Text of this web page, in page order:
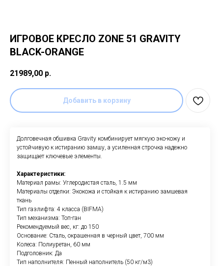
ИГРОВОЕ КРЕСЛО ZONE 51 GRAVITY
BLACK-ORANGE
21989,00 р.
Добавить в корзину
Долговечная обшивка Gravity комбинирует мягкую эко-кожу и
устойчивую к истиранию замшу, а усиленная строчка надежно
защищает ключевые элементы.
Характеристики:
Материал рамы: Углеродистая сталь, 1.5 мм
Материалы отделки: Экокожа и стойкая к истиранию замшевая
ткань
Тип газлифта: 4 класса (BIFMA)
Тип механизма: Топ-ган
Рекомендуемый вес, кг: до 150
Основание: Сталь, окрашенная в черный цвет, 700 мм
Колеса: Полиуретан, 60 мм
Подголовник: Да
Тип наполнителя: Пенный наполнитель (50 кг/м3)